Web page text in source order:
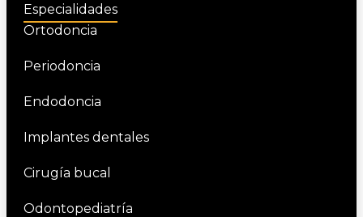
Especialidades
Ortodoncia
Periodoncia
Endodoncia
Implantes dentales
Cirugía bucal
Odontopediatría